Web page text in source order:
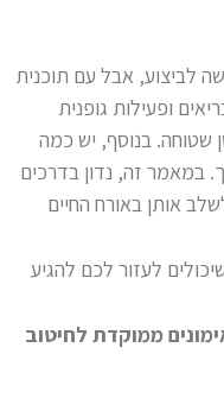
לביצוע, אבל עם תוכנית
ופעילות גופנית
שטוחה. בנוסף, יש כמה
במאמר זה, נדון בדרכים
אותן באורח החיים
לעזור לכם להגיע
ממוקדת לחיטוב